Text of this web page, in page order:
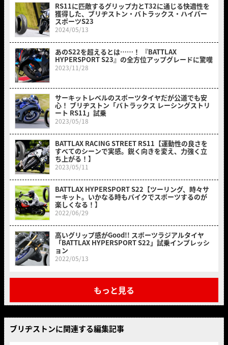
RS11に匹敵するグリップ力とT32に通じる快適性を
獲得した、ブリヂストン・バトラックス・ハイパー
スポーツS23
2024/05/13
あのS22を超えるとは……！ 『BATTLAX
HYPERSPORT S23』の全方位アップグレードに驚嘆
2023/11/28
サーキットレベルのスポーツタイヤだが公道でも安
心！ ブリヂストン「バトラックス レーシングストリ
ート RS11」試乗
2023/05/18
BATTLAX RACING STREET RS11【運動性の良さを
すべてのシーンで実感。鋭く向きを変え、力強く立
ち上がる！】
2023/05/11
BATTLAX HYPERSPORT S22【ツーリング、時々サ
ーキット。いかなる時もバイクでスポーツするのが
楽しくなる！】
2022/06/29
高いグリップ感がGood!! スポーツラジアルタイヤ
「BATTLAX HYPERSPORT S22」試乗インプレッシ
ョン
2022/05/13
もっと見る
ブリヂストンに関連する編集記事